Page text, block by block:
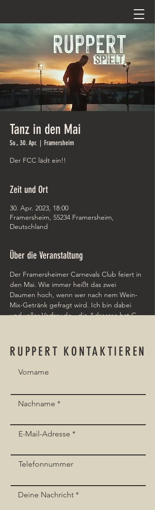
Tanz in den Mai
So., 30. Apr.
  |
Framersheim
Der FCC lädt ein!!
Zeit und Ort
30. Apr. 2023, 18:00
Framersheim, 55234 Framersheim,
Deutschland
Über die Veranstaltung
Der Framersheimer Carnevals Club feiert in
den Mai. Wie immer heißt das zwei
Daumen hoch, wenn wer nach nem Wein-
Mix-Getränk gefragt wird. Ich bin dabei
und voller Vorfreude - die Adressse hat G-
RUPPERT KONTAKTIEREN
Vorname
Nachname
E-Mail-Adresse
Telefonnummer
Deine Nachricht